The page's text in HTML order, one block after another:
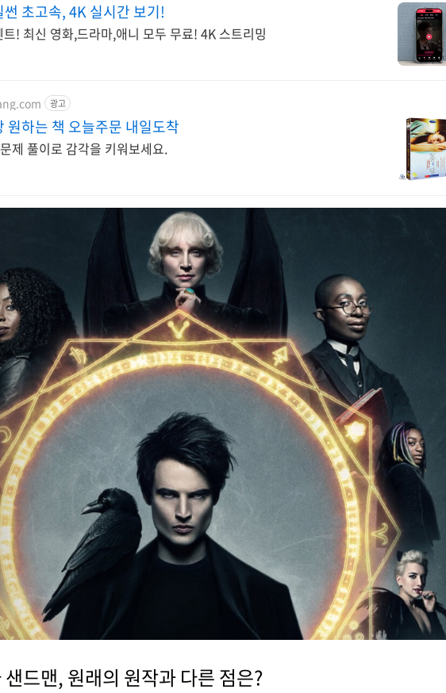
초고속, 4K 실시간 보기!
! 최신 영화,드라마,애니 모두 무료! 4K 스트리밍
광고
원하는 책 오늘주문 내일도착
제 풀이로 감각을 키워보세요.
드맨, 원래의 원작과 다른 점은?